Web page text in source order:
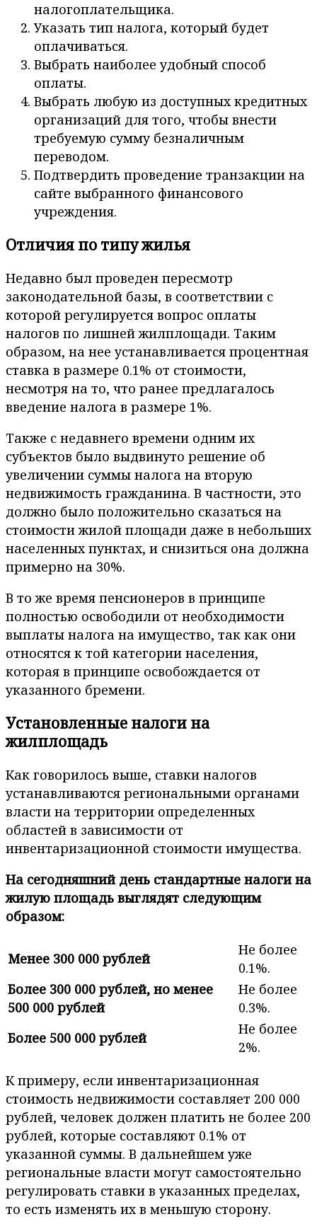
налогоплательщика.
Указать тип налога, который будет
оплачиваться.
Выбрать наиболее удобный способ
оплаты.
Выбрать любую из доступных кредитных
организаций для того, чтобы внести
требуемую сумму безналичным
переводом.
Подтвердить проведение транзакции на
сайте выбранного финансового
учреждения.
Отличия по типу жилья
Недавно был проведен пересмотр
законодательной базы, в соответствии с
которой регулируется вопрос оплаты
налогов по лишней жилплощади. Таким
образом, на нее устанавливается процентная
ставка в размере 0.1% от стоимости,
несмотря на то, что ранее предлагалось
введение налога в размере 1%.
Также с недавнего времени одним их
субъектов было выдвинуто решение об
увеличении суммы налога на вторую
недвижимость гражданина. В частности, это
должно было положительно сказаться на
стоимости жилой площади даже в небольших
населенных пунктах, и снизиться она должна
примерно на 30%.
В то же время пенсионеров в принципе
полностью освободили от необходимости
выплаты налога на имущество, так как они
относятся к той категории населения,
которая в принципе освобождается от
указанного бремени.
Установленные налоги на
жилплощадь
Как говорилось выше, ставки налогов
устанавливаются региональными органами
власти на территории определенных
областей в зависимости от
инвентаризационной стоимости имущества.
На сегодняшний день стандартные налоги на
жилую площадь выглядят следующим
образом:
Менее 300 000 рублей
Не более
0.1%.
Более 300 000 рублей, но менее
500 000 рублей
Не более
0.3%.
Более 500 000 рублей
Не более
2%.
К примеру, если инвентаризационная
стоимость недвижимости составляет 200 000
рублей, человек должен платить не более 200
рублей, которые составляют 0.1% от
указанной суммы. В дальнейшем уже
региональные власти могут самостоятельно
регулировать ставки в указанных пределах,
то есть изменять их в меньшую сторону.